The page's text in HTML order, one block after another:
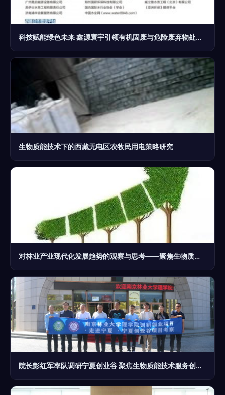
科技赋能绿色未来 鑫源寰宇引领有机固废与危险废弃物处理新篇章
生物质能技术下的西藏无电区农牧民用电策略研究
对林业产业现代化发展趋势的观察与思考——聚焦生物质能技术服务
院长彭红军率队调研宁夏创业谷 聚焦生物质能技术服务创新创业